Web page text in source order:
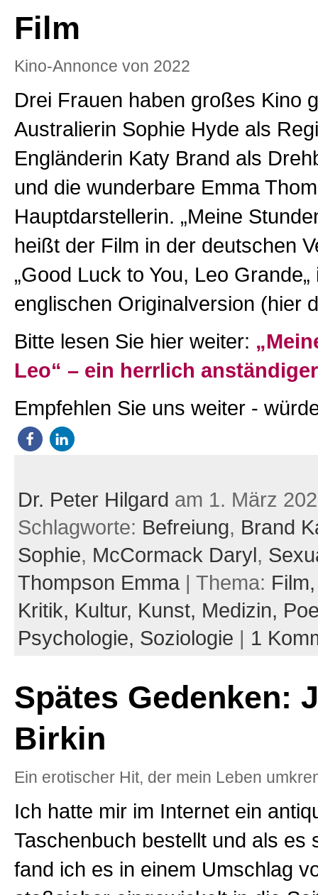
Film
Kino-Annonce von 2022
Drei Frauen haben großes Kino
Australierin Sophie Hyde als
Engländerin Katy Brand als
und die wunderbare Emma
Hauptdarstellerin. „Meine
heißt der Film in der deutschen
„Good Luck to You, Leo Grande„
englischen Originalversion (hier
Bitte lesen Sie hier weiter:
Leo“ – ein herrlich
Empfehlen Sie uns weiter -
Dr. Peter Hilgard am 1. März
Schlagworte: Befreiung, Brand
Sophie, McCormack Daryl,
Thompson Emma| Thema:
Kritik, Kultur, Kunst, Medizin,
Psychologie, Soziologie | 1
Spätes Gedenken:
Birkin
Ein erotischer Hit, der mein Leben
Ich hatte mir im Internet ein
Taschenbuch bestellt und als es
fand ich es in einem Umschlag